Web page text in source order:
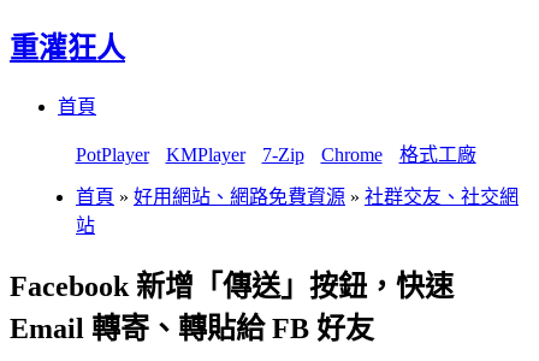
重灌狂人
首頁
PotPlayer KMPlayer 7-Zip Chrome 格式工廠
首頁 » 好用網站、網路免費資源 » 社群交友、社交網
站
Facebook 新增「傳送」按鈕，快速
Email 轉寄、轉貼給 FB 好友